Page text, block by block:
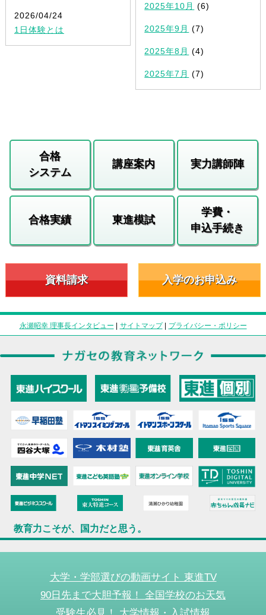
2026/04/24
1日体験とは
2025年10月 (6)
2025年9月 (7)
2025年8月 (4)
2025年7月 (7)
合格
システム
講座案内 実力講師陣
合格実績 東進模試
学費・
申込手続き
資料請求 入学のお申込み
永瀬昭幸 理事長インタビュー | サイトマップ| プライバシー・ポリシー
教育力こそが、国力だと思う。
大学・学部選びの動画サイト 東進TV
90日先まで大胆予報！ 全国学校のお天気